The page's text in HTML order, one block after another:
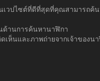
นเวปไซต์ที่ดีที่สุดที่คุณสามารถค้
านการค้นหานาฬิกา
เห็นและภาพถ่ายจากเจ้าของน